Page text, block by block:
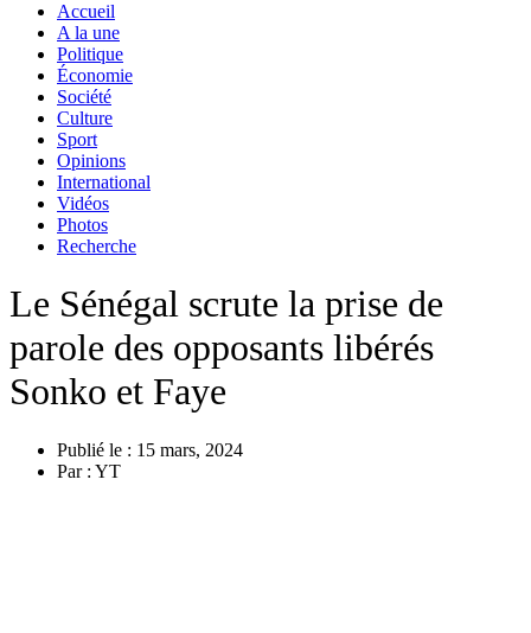
Accueil
A la une
Politique
Économie
Société
Culture
Sport
Opinions
International
Vidéos
Photos
Recherche
Le Sénégal scrute la prise de
parole des opposants libérés
Sonko et Faye
Publié le : 15 mars, 2024
Par : YT